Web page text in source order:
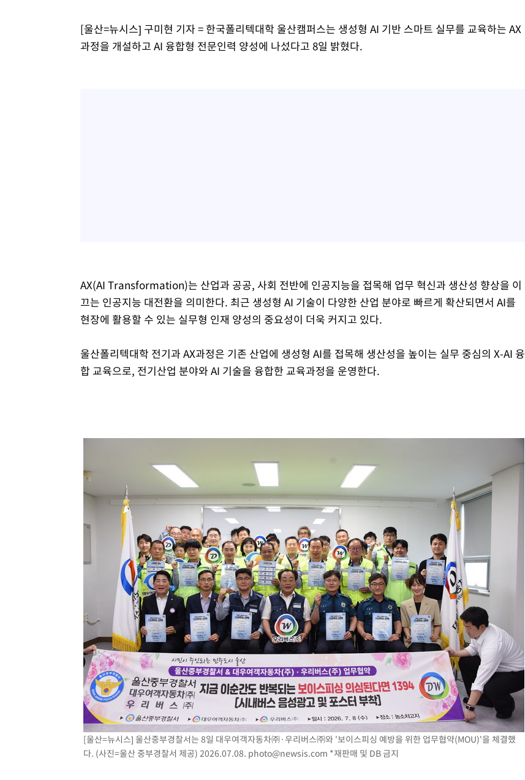
[울산=뉴시스] 구미현 기자 = 한국폴리텍대학 울산캠퍼스는 생성형 AI 기반 스마트 실무를 교육하는 AX
과정을 개설하고 AI 융합형 전문인력 양성에 나섰다고 8일 밝혔다.
AX(AI Transformation)는 산업과 공공, 사회 전반에 인공지능을 접목해 업무 혁신과 생산성 향상을 이
끄는 인공지능 대전환을 의미한다. 최근 생성형 AI 기술이 다양한 산업 분야로 빠르게 확산되면서 AI를
현장에 활용할 수 있는 실무형 인재 양성의 중요성이 더욱 커지고 있다.
울산폴리텍대학 전기과 AX과정은 기존 산업에 생성형 AI를 접목해 생산성을 높이는 실무 중심의 X-AI 융
합 교육으로, 전기산업 분야와 AI 기술을 융합한 교육과정을 운영한다.
[울산=뉴시스] 울산중부경찰서는 8일 대우여객자동차㈜·우리버스㈜와 '보이스피싱 예방을 위한 업무협약(MOU)'을 체결했
다. (사진=울산 중부경찰서 제공) 2026.07.08. photo@newsis.com *재판매 및 DB 금지